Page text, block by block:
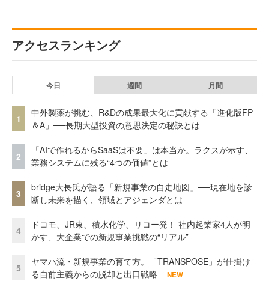
アクセスランキング
今日 週間 月間
1
中外製薬が挑む、R&Dの成果最大化に貢献する「進化版FP
＆A」──長期大型投資の意思決定の秘訣とは
2
「AIで作れるからSaaSは不要」は本当か。ラクスが示す、
業務システムに残る“4つの価値”とは
3
bridge大長氏が語る「新規事業の自走地図」──現在地を診
断し未来を描く、領域とアジェンダとは
4
ドコモ、JR東、積水化学、リコー発！ 社内起業家4人が明
かす、大企業での新規事業挑戦の“リアル”
5
ヤマハ流・新規事業の育て方。「TRANSPOSE」が仕掛け
る自前主義からの脱却と出口戦略
NEW